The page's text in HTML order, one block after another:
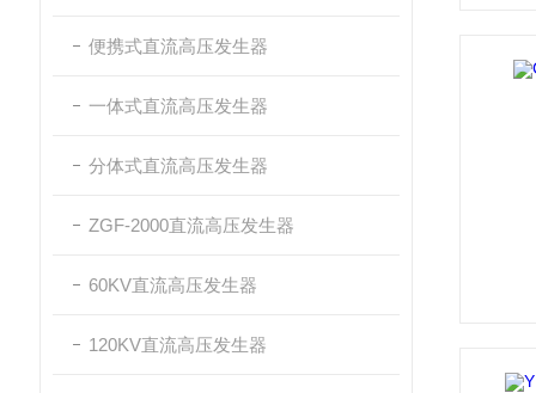
便携式直流高压发生器
一体式直流高压发生器
分体式直流高压发生器
ZGF-2000直流高压发生器
60KV直流高压发生器
120KV直流高压发生器